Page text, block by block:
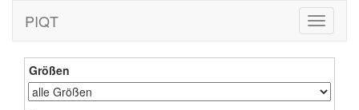
Toggle
PIQT
Größen